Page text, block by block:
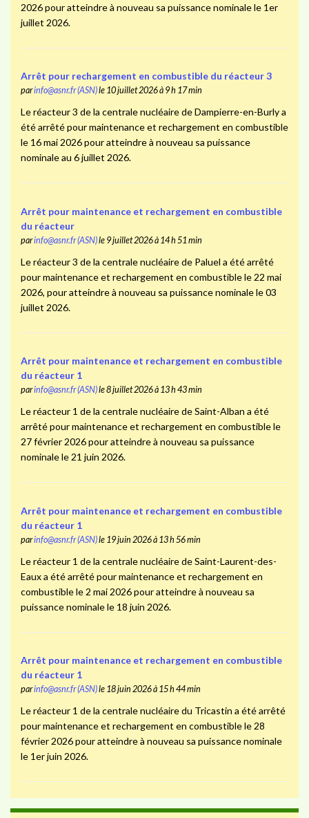
2026 pour atteindre à nouveau sa puissance nominale le 1er
juillet 2026.
Arrêt pour rechargement en combustible du réacteur 3
parinfo@asnr.fr (ASN)le 10 juillet 2026 à 9 h 17 min
Le réacteur 3 de la centrale nucléaire de Dampierre-en-Burly a
été arrêté pour maintenance et rechargement en combustible
le 16 mai 2026 pour atteindre à nouveau sa puissance
nominale au 6 juillet 2026.
Arrêt pour maintenance et rechargement en combustible
du réacteur
parinfo@asnr.fr (ASN)le 9 juillet 2026 à 14 h 51 min
Le réacteur 3 de la centrale nucléaire de Paluel a été arrêté
pour maintenance et rechargement en combustible le 22 mai
2026, pour atteindre à nouveau sa puissance nominale le 03
juillet 2026.
Arrêt pour maintenance et rechargement en combustible
du réacteur 1
parinfo@asnr.fr (ASN)le 8 juillet 2026 à 13 h 43 min
Le réacteur 1 de la centrale nucléaire de Saint-Alban a été
arrêté pour maintenance et rechargement en combustible le
27 février 2026 pour atteindre à nouveau sa puissance
nominale le 21 juin 2026.
Arrêt pour maintenance et rechargement en combustible
du réacteur 1
parinfo@asnr.fr (ASN)le 19 juin 2026 à 13 h 56 min
Le réacteur 1 de la centrale nucléaire de Saint-Laurent-des-
Eaux a été arrêté pour maintenance et rechargement en
combustible le 2 mai 2026 pour atteindre à nouveau sa
puissance nominale le 18 juin 2026.
Arrêt pour maintenance et rechargement en combustible
du réacteur 1
parinfo@asnr.fr (ASN)le 18 juin 2026 à 15 h 44 min
Le réacteur 1 de la centrale nucléaire du Tricastin a été arrêté
pour maintenance et rechargement en combustible le 28
février 2026 pour atteindre à nouveau sa puissance nominale
le 1er juin 2026.